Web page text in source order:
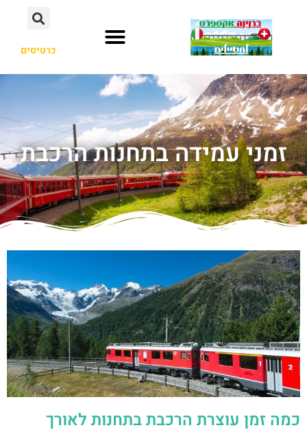
כרטיסים
זמני עמידה בתחנות הרכבת
כמה זמן עוצרת הרכבת בתחנות לאורך